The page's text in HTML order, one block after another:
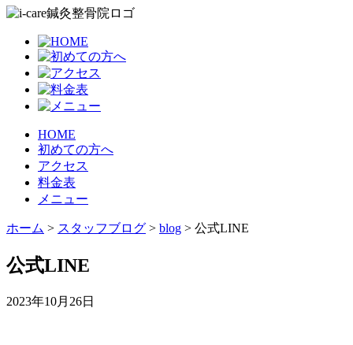
HOME
初めての方へ
アクセス
料金表
メニュー
ホーム > スタッフブログ > blog > 公式LINE
公式LINE
2023年10月26日